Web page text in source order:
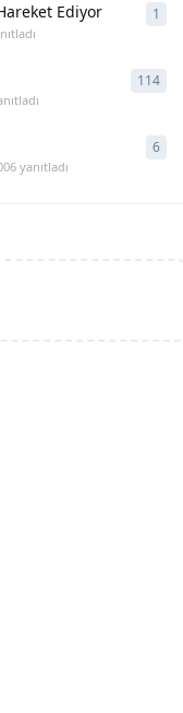
Ediyor 1
114
yanıtladı
6